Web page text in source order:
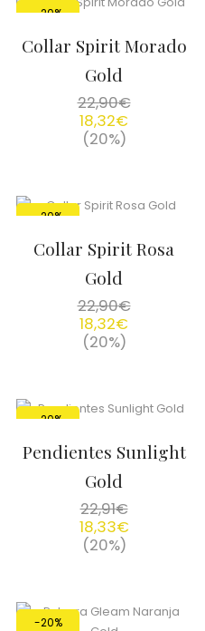
-20%
Collar Spirit Morado
Gold
22,90€
18,32€
(20%)
-20%
Collar Spirit Rosa
Gold
22,90€
18,32€
(20%)
-20%
Pendientes Sunlight
Gold
22,91€
18,33€
(20%)
-20%